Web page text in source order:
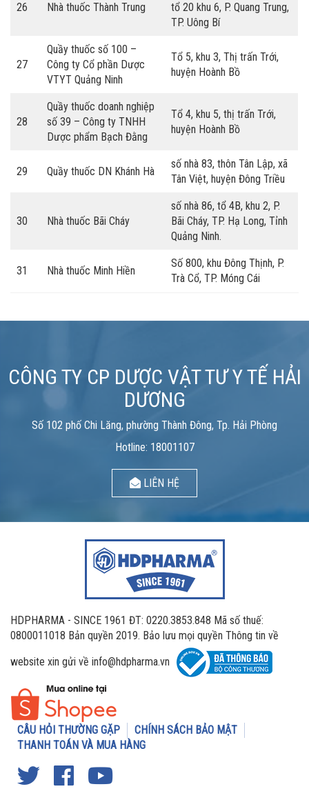
26 Nhà thuốc Thành Trung
tổ 20 khu 6, P. Quang Trung,
TP. Uông Bí
27
Quầy thuốc số 100 –
Công ty Cổ phần Dược
VTYT Quảng Ninh
Tổ 5, khu 3, Thị trấn Trới,
huyện Hoành Bồ
28
Quầy thuốc doanh nghiệp
số 39 – Công ty TNHH
Dược phẩm Bạch Đằng
Tổ 4, khu 5, thị trấn Trới,
huyện Hoành Bồ
29 Quầy thuốc DN Khánh Hà
số nhà 83, thôn Tân Lập, xã
Tân Việt, huyện Đông Triều
30 Nhà thuốc Bãi Cháy
số nhà 86, tổ 4B, khu 2, P.
Bãi Cháy, TP. Hạ Long, Tỉnh
Quảng Ninh.
31 Nhà thuốc Minh Hiền
Số 800, khu Đông Thịnh, P.
Trà Cổ, TP. Móng Cái
CÔNG TY CP DƯỢC VẬT TƯ Y TẾ HẢI
DƯƠNG
Số 102 phố Chi Lăng, phường Thành Đông, Tp. Hải Phòng
Hotline: 18001107
LIÊN HỆ
HDPHARMA - SINCE 1961 ĐT: 0220.3853.848 Mã số thuế:
0800011018 Bản quyền 2019. Bảo lưu mọi quyền Thông tin về
website xin gửi về info@hdpharma.vn
CÂU HỎI THƯỜNG GẶP
CHÍNH SÁCH BẢO MẬT
THANH TOÁN VÀ MUA HÀNG